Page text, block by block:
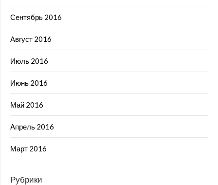
Сентябрь 2016
Август 2016
Июль 2016
Июнь 2016
Май 2016
Апрель 2016
Март 2016
Рубрики